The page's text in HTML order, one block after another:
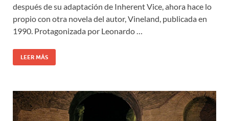
después de su adaptación de Inherent Vice, ahora hace lo
propio con otra novela del autor, Vineland, publicada en
1990. Protagonizada por Leonardo …
LEER MÁS